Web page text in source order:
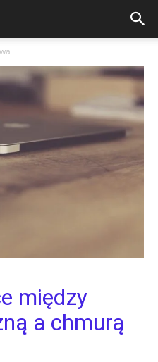
między
a chmurą